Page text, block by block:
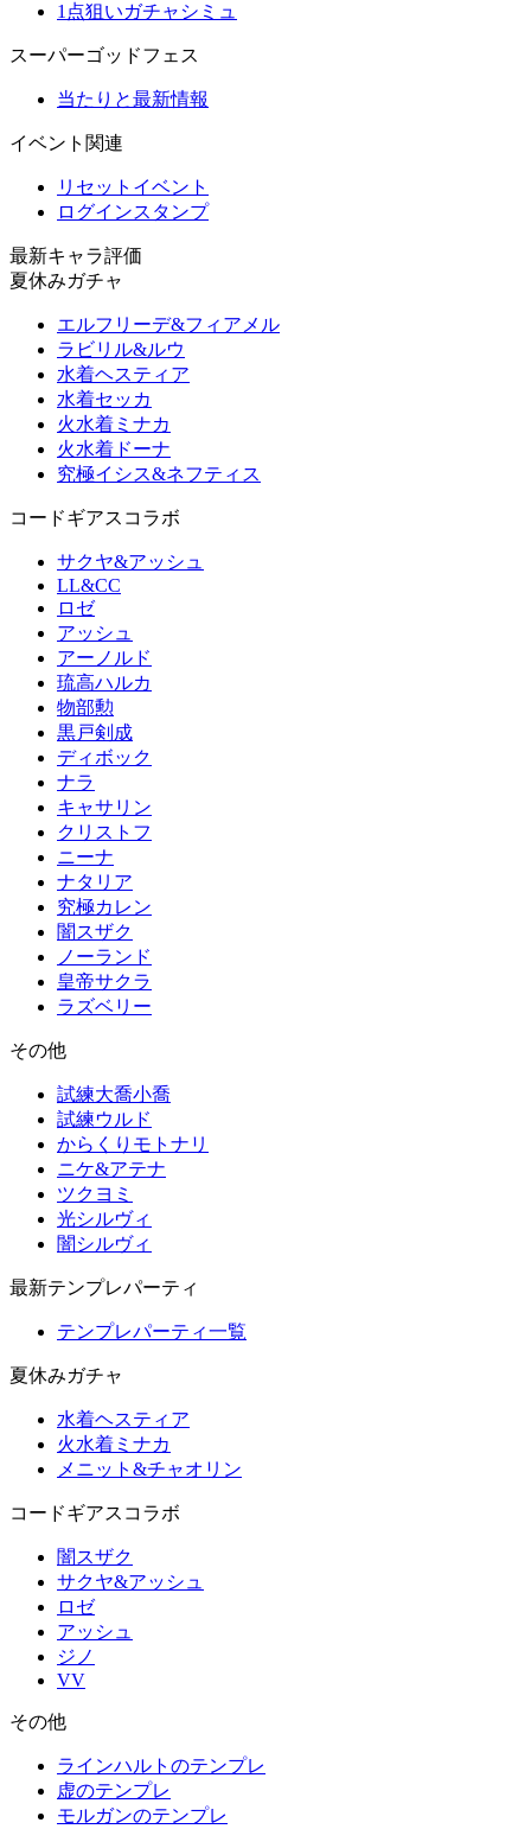
1点狙いガチャシミュ
スーパーゴッドフェス
当たりと最新情報
イベント関連
リセットイベント
ログインスタンプ
最新キャラ評価
夏休みガチャ
エルフリーデ&フィアメル
ラビリル&ルウ
水着ヘスティア
水着セッカ
火水着ミナカ
火水着ドーナ
究極イシス&ネフティス
コードギアスコラボ
サクヤ&アッシュ
LL&CC
ロゼ
アッシュ
アーノルド
琉高ハルカ
物部勲
黒戸剣成
ディボック
ナラ
キャサリン
クリストフ
ニーナ
ナタリア
究極カレン
闇スザク
ノーランド
皇帝サクラ
ラズベリー
その他
試練大喬小喬
試練ウルド
からくりモトナリ
ニケ&アテナ
ツクヨミ
光シルヴィ
闇シルヴィ
最新テンプレパーティ
テンプレパーティ一覧
夏休みガチャ
水着ヘスティア
火水着ミナカ
メニット&チャオリン
コードギアスコラボ
闇スザク
サクヤ&アッシュ
ロゼ
アッシュ
ジノ
VV
その他
ラインハルトのテンプレ
虚のテンプレ
モルガンのテンプレ